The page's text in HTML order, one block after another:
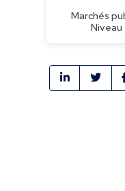
Marchés
Niveau